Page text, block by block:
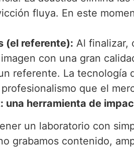
fluya. En este
(el referente): Al finalizar,
con una gran
referente. La tecnología
que el
una herramienta de
un laboratorio con
grabamos contenido,